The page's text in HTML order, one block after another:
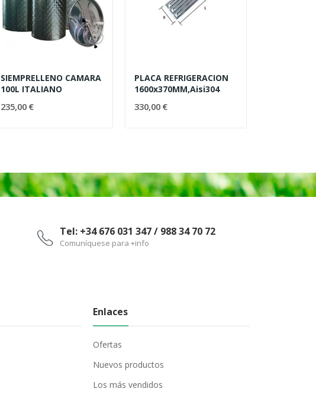
SIEMPRELLENO CAMARA
100L ITALIANO
235,00 €
PLACA REFRIGERACION
1600x370MM,Aisi304
330,00 €
Tel: +34 676 031 347 / 988 34 70 72
Comuníquese para +info
Enlaces
Ofertas
Nuevos productos
Los más vendidos